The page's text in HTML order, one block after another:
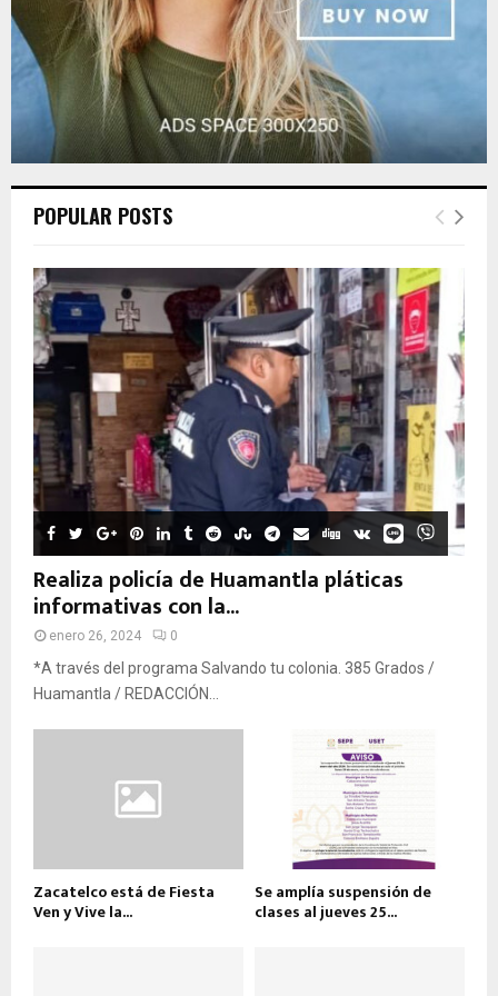
POPULAR POSTS
Realiza policía de Huamantla pláticas
informativas con la...
enero 26, 2024 0
*A través del programa Salvando tu colonia. 385 Grados /
Huamantla / REDACCIÓN...
Zacatelco está de Fiesta
Ven y Vive la...
Se amplía suspensión de
clases al jueves 25...